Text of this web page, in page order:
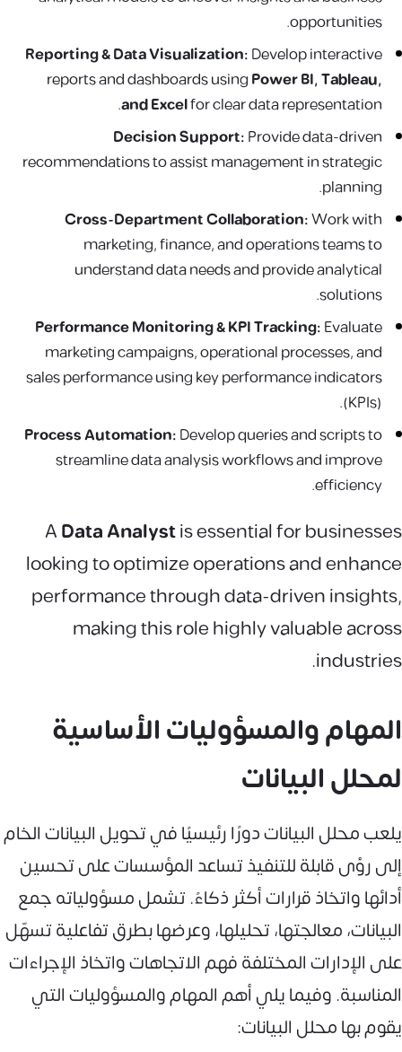
opportunities.
Reporting & Data Visualization:Develop interactive
reports and dashboards usingPower BI, Tableau,
and Excelfor clear data representation.
Decision Support:Provide data-driven
recommendations to assist management in strategic
planning.
Cross-Department Collaboration:Work with
marketing, finance, and operations teams to
understand data needs and provide analytical
solutions.
Performance Monitoring & KPI Tracking:Evaluate
marketing campaigns, operational processes, and
sales performance using key performance indicators
(KPIs).
Process Automation:Develop queries and scripts to
streamline data analysis workflows and improve
efficiency.
AData Analystis essential for businesses
looking to optimize operations and enhance
performance through data-driven insights,
making this role highly valuable across
industries.
المهام والمسؤوليات الأساسية
لمحلل البيانات
يلعب محلل البيانات دورًا رئيسيًا في تحويل البيانات الخام
إلى رؤى قابلة للتنفيذ تساعد المؤسسات على تحسين
أدائها واتخاذ قرارات أكثر ذكاءً. تشمل مسؤولياته جمع
البيانات، معالجتها، تحليلها، وعرضها بطرق تفاعلية تسهّل
على الإدارات المختلفة فهم الاتجاهات واتخاذ الإجراءات
المناسبة. وفيما يلي أهم المهام والمسؤوليات التي
يقوم بها محلل البيانات: